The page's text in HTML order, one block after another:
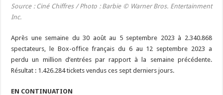
Source : Ciné Chiffres /Photo : Barbie © Warner Bros. Entertainment
Inc.
Après une semaine du 30 août au 5 septembre 2023 à 2.340.868
spectateurs, le Box-office français du 6 au 12 septembre 2023 a
perdu un million d’entrées par rapport à la semaine précédente.
Résultat : 1.426.284 tickets vendus ces sept derniers jours.
EN CONTINUATION